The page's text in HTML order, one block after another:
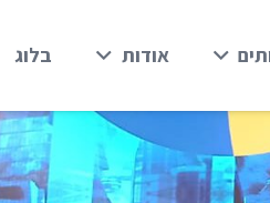
אודות בלוג